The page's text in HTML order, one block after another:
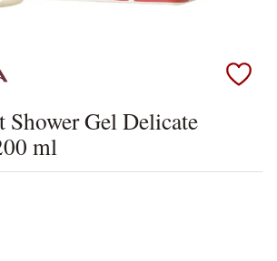
Gel Delicate
ml